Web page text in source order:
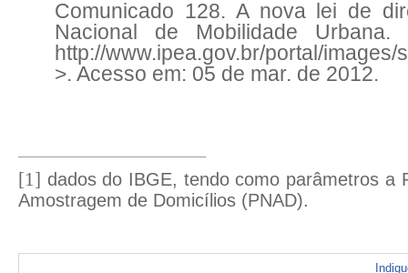
Comunicado 128. A nova lei de
Nacional de Mobilidade
http://www.ipea.gov.br/portal/
>. Acesso em: 05 de mar. de 2012.
[1] dados do IBGE, tendo como parâmetros a
Amostragem de Domicílios (PNAD).